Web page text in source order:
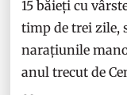
15 băieți cu
timp de trei zile,
narațiunile
anul trecut de